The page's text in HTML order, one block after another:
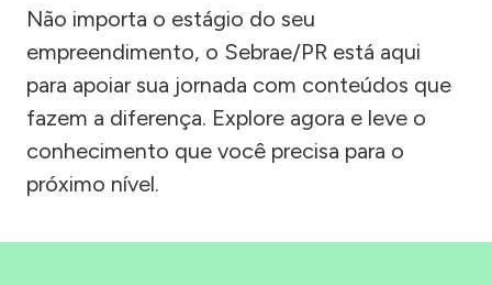
Não importa o estágio do seu
empreendimento, o Sebrae/PR está aqui
para apoiar sua jornada com conteúdos que
fazem a diferença. Explore agora e leve o
conhecimento que você precisa para o
próximo nível.